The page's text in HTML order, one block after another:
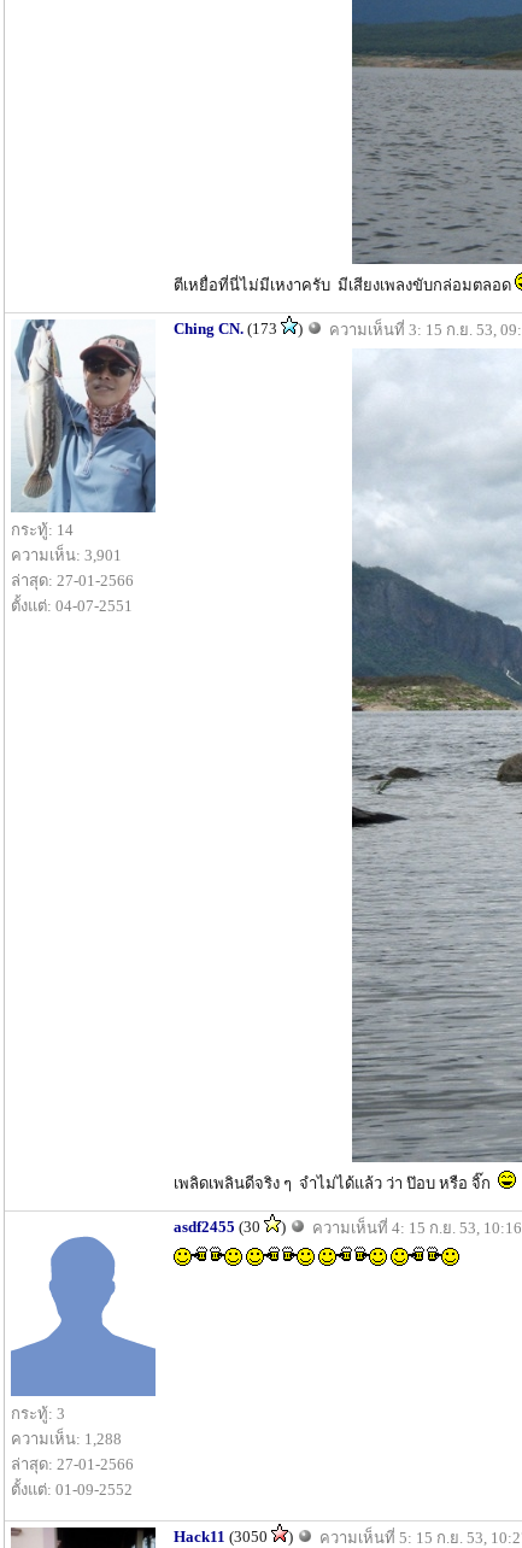
ตีเหยื่อที่นี่ไม่มีเหงาครับ มีเสียงเพลงขับกล่อมตลอด
กระทู้: 14
ความเห็น: 3,901
ล่าสุด: 27-01-2566
ตั้งแต่: 04-07-2551
Ching CN. (173 ) ความเห็นที่ 3: 15 ก.ย. 53,
เพลิดเพลินดีจริง ๆ จำไม่ได้แล้ว ว่า ป๊อบ หรือ จิ๊ก
กระทู้: 3
ความเห็น: 1,288
ล่าสุด: 27-01-2566
ตั้งแต่: 01-09-2552
asdf2455 (30 ) ความเห็นที่ 4: 15 ก.ย. 53, 10:16
Hack11 (3050 ) ความเห็นที่ 5: 15 ก.ย. 53,